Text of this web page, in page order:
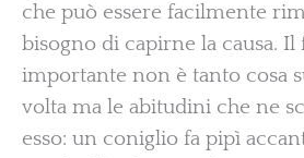
che può essere facilmente
bisogno di capirne la causa. Il
importante non è tanto cosa
volta ma le abitudini che ne
esso: un coniglio fa pipì